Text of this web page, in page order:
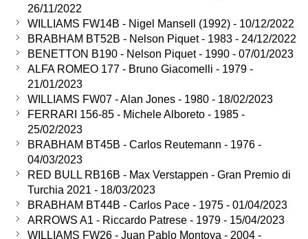
26/11/2022
WILLIAMS FW14B - Nigel Mansell (1992) - 10/12/2022
BRABHAM BT52B - Nelson Piquet - 1983 - 24/12/2022
BENETTON B190 - Nelson Piquet - 1990 - 07/01/2023
ALFA ROMEO 177 - Bruno Giacomelli - 1979 -
21/01/2023
WILLIAMS FW07 - Alan Jones - 1980 - 18/02/2023
FERRARI 156-85 - Michele Alboreto - 1985 -
25/02/2023
BRABHAM BT45B - Carlos Reutemann - 1976 -
04/03/2023
RED BULL RB16B - Max Verstappen - Gran Premio di
Turchia 2021 - 18/03/2023
BRABHAM BT44B - Carlos Pace - 1975 - 01/04/2023
ARROWS A1 - Riccardo Patrese - 1979 - 15/04/2023
WILLIAMS FW26 - Juan Pablo Montoya - 2004 -